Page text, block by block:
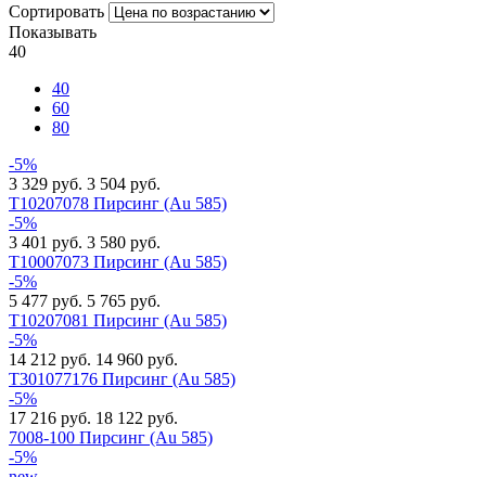
Сортировать
Показывать
40
40
60
80
-5%
3 329 руб. 3 504 руб.
Т10207078 Пирсинг (Au 585)
-5%
3 401 руб. 3 580 руб.
Т10007073 Пирсинг (Au 585)
-5%
5 477 руб. 5 765 руб.
Т10207081 Пирсинг (Au 585)
-5%
14 212 руб. 14 960 руб.
Т301077176 Пирсинг (Au 585)
-5%
17 216 руб. 18 122 руб.
7008-100 Пирсинг (Au 585)
-5%